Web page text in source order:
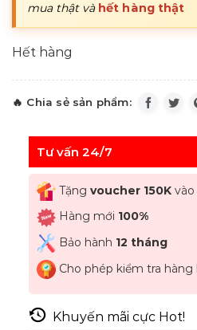
mua thật và hết hàng thật
Hết hàng
Tư vấn 24/7
Tặng voucher 150Kvào
Hàng mới 100%
Bảo hành 12 tháng
Cho phép kiểm tra hàng
Khuyến mãi cực Hot!